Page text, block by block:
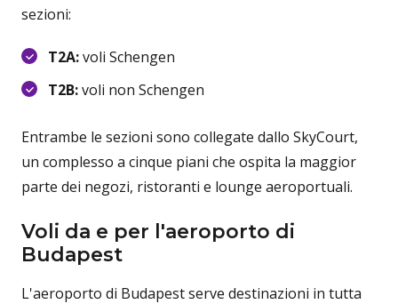
sezioni:
T2A:voli Schengen
T2B:voli non Schengen
Entrambe le sezioni sono collegate dallo SkyCourt,
un complesso a cinque piani che ospita la maggior
parte dei negozi, ristoranti e lounge aeroportuali.
Voli da e per l'aeroporto di
Budapest
L'aeroporto di Budapest serve destinazioni in tutta